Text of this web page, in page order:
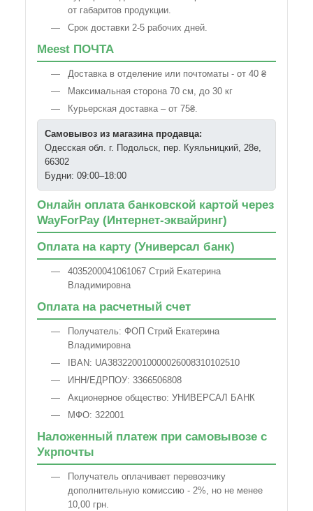
от габаритов продукции.
Срок доставки 2-5 рабочих дней.
Meest ПОЧТА
Доставка в отделение или почтоматы - от 40 ₴
Максимальная сторона 70 см, до 30 кг
Курьерская доставка – от 75₴.
Самовывоз из магазина продавца:
Одесская обл. г. Подольск, пер. Куяльницкий, 28е,
66302
Будни: 09:00–18:00
Онлайн оплата банковской картой через
WayForPay (Интернет-эквайринг)
Оплата на карту (Универсал банк)
4035200041061067 Стрий Екатерина
Владимировна
Оплата на расчетный счет
Получатель: ФОП Стрий Екатерина
Владимировна
IBAN: UA383220010000026008310102510
ИНН/ЕДРПОУ: 3366506808
Акционерное общество: УНИВЕРСАЛ БАНК
МФО: 322001
Наложенный платеж при самовывозе с
Укрпочты
Получатель оплачивает перевозчику
дополнительную комиссию - 2%, но не менее
10,00 грн.